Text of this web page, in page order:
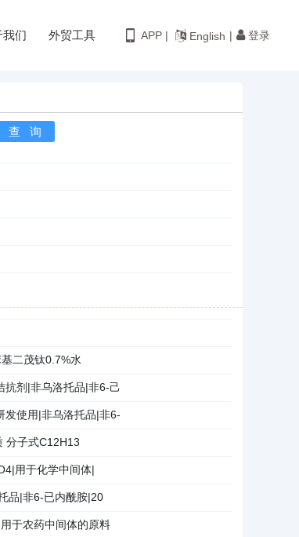
我们 外贸工具 APP | English | 登录
二茂钛0.7%水
抗剂|非乌洛托品|非6-己
发使用|非乌洛托品|非6-
分子式C12H13
用于化学中间体|
品|非6-已内酰胺|20
于农药中间体的原料